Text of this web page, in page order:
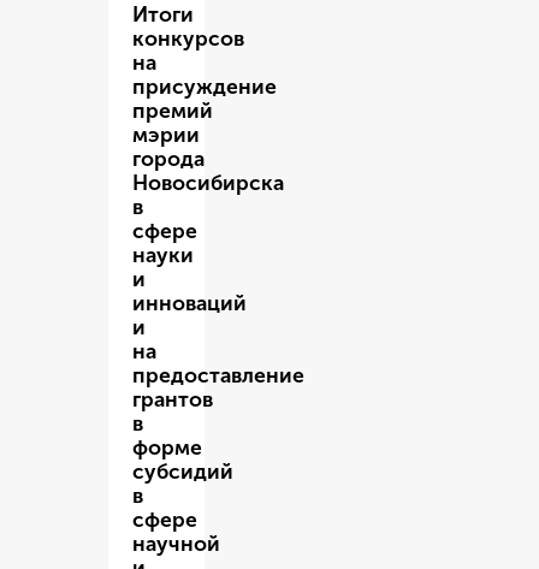
Итоги
конкурсов
на
присуждение
премий
мэрии
города
Новосибирска
в
сфере
науки
и
инноваций
и
на
предоставление
грантов
в
форме
субсидий
в
сфере
научной